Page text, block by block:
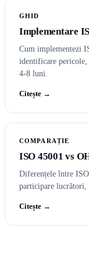
GHID
Implementare
Cum implementezi
identificare
4-8 luni.
Citește →
COMPARAȚIE
ISO 45001 vs
Diferențele între
participare lucrători,
Citește →